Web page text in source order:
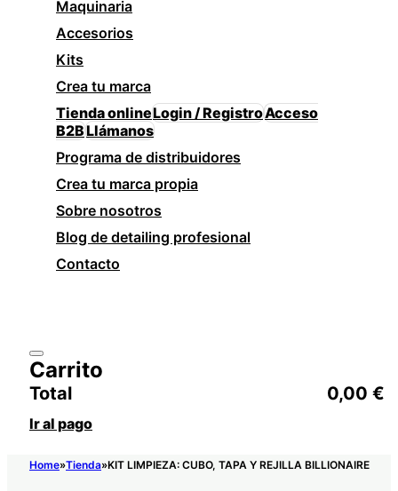
Maquinaria
Accesorios
Kits
Crea tu marca
Tienda onlineLogin / RegistroAcceso
B2BLlámanos
Programa de distribuidores
Crea tu marca propia
Sobre nosotros
Blog de detailing profesional
Contacto
Carrito
Total 0,00 €
Ir al pago
Home Tienda KIT LIMPIEZA: CUBO, TAPA Y REJILLA BILLIONAIRE